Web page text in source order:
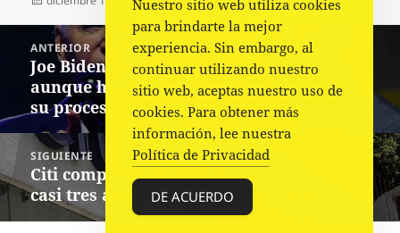
Navegación
entradas
ANTERIOR
Entrada
anterior:
Joe Biden indulta a su hijo Hunter,
aunque había prometido no intervenir en
su proceso judicial
SIGUIENTE
Siguiente
entrada:
Citi completa separación de Banamex a
casi tres años del anuncio de venta
Nuestro sitio web utiliza cookies
para brindarte la mejor
experiencia. Sin embargo, al
continuar utilizando nuestro
sitio web, aceptas nuestro uso de
cookies. Para obtener más
información, lee nuestra
Política de Privacidad
DE ACUERDO